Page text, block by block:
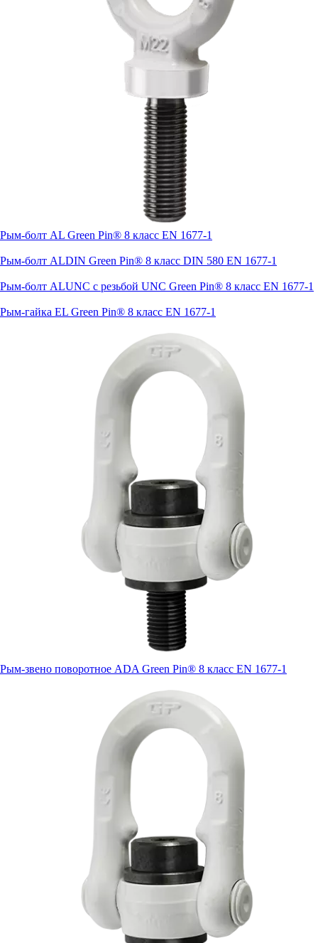
Рым-болт AL Green Pin® 8 класс EN 1677-1
Рым-болт ALDIN Green Pin® 8 класс DIN 580 EN 1677-1
Рым-болт ALUNC с резьбой UNC Green Pin® 8 класс EN 1677-1
Рым-гайка EL Green Pin® 8 класс EN 1677-1
Рым-звено поворотное ADA Green Pin® 8 класс EN 1677-1